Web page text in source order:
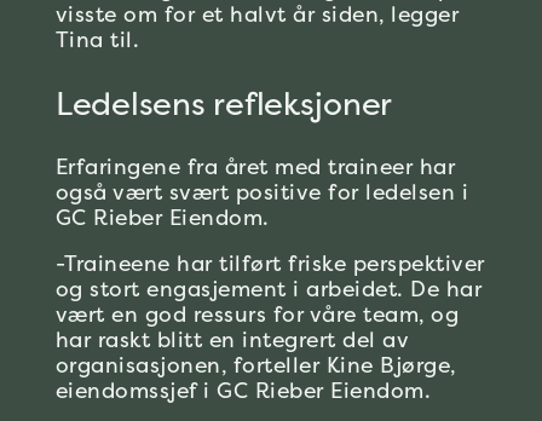
visste om for et halvt år siden, legger
Tina til.
Ledelsens refleksjoner
Erfaringene fra året med traineer har
også vært svært positive for ledelsen i
GC Rieber Eiendom.
-Traineene har tilført friske perspektiver
og stort engasjement i arbeidet. De har
vært en god ressurs for våre team, og
har raskt blitt en integrert del av
organisasjonen, forteller Kine Bjørge,
eiendomssjef i GC Rieber Eiendom.